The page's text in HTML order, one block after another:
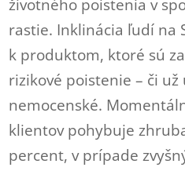
životného poistenia v
rastie. Inklinácia ľudí na
k produktom, ktoré sú
rizikové poistenie – či už
nemocenské.
klientov pohybuje
percent, v prípade